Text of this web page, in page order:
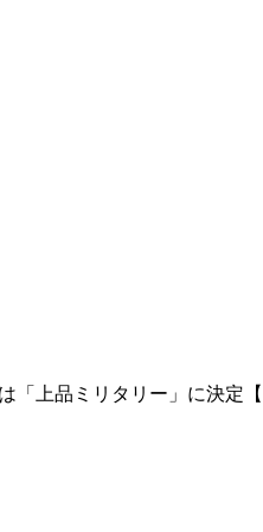
「上品ミリタリー」に決定